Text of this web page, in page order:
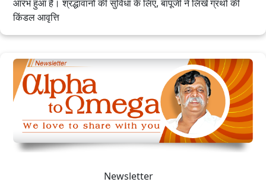
आरंभ हुआ है। श्रद्धावानो की सुविधा के लिए, बापूजी ने लिखे ग्रंथों की
किंडल आवृत्ति
Newsletter